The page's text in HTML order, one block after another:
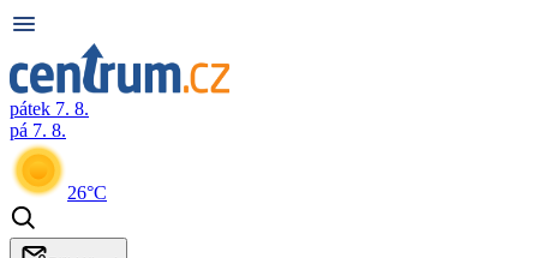
pátek 7. 8.
pá 7. 8.
26°C